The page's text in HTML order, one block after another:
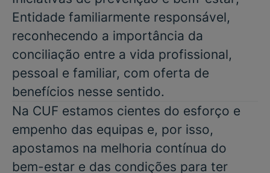
Entidade familiarmente responsável,
reconhecendo a importância da
conciliação entre a vida profissional,
pessoal e familiar, com oferta de
benefícios nesse sentido.
Na CUF estamos cientes do esforço e
empenho das equipas e, por isso,
apostamos na melhoria contínua do
bem-estar e das condições para ter